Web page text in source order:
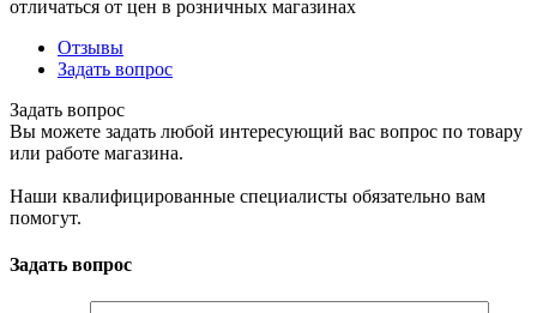
отличаться от цен в розничных магазинах
Отзывы
Задать вопрос
Задать вопрос
Вы можете задать любой интересующий вас вопрос по товару
или работе магазина.
Наши квалифицированные специалисты обязательно вам
помогут.
Задать вопрос